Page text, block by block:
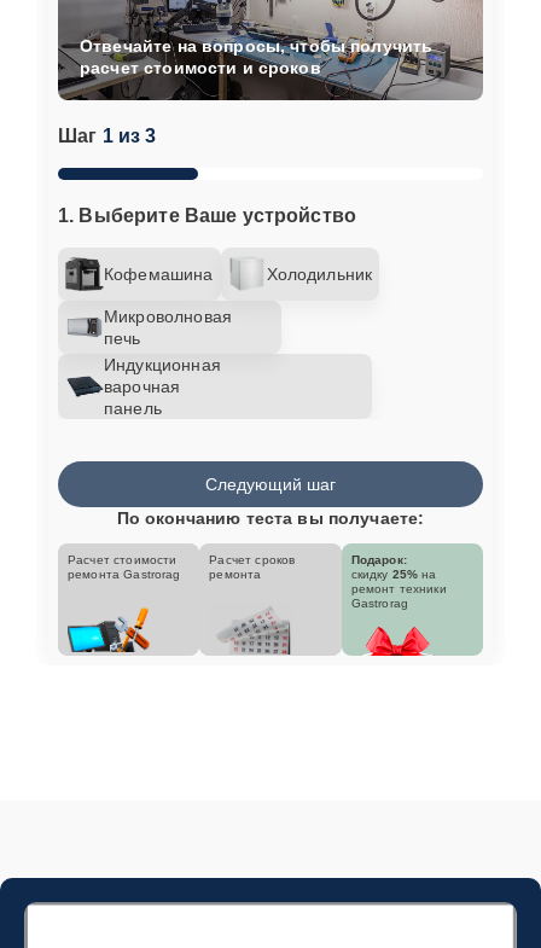
Шаг 1 из 3
1. Выберите Ваше устройство
Кофемашина Холодильник
Микроволновая
печь
Индукционная
варочная
панель
Отвечайте на вопросы, чтобы получить
расчет стоимости и сроков
Следующий шаг
По окончанию теста вы получаете:
Расчет стоимости
ремонта Gastrorag
Расчет сроков
ремонта
Подарок:
скидку 25% на
ремонт техники
Gastrorag